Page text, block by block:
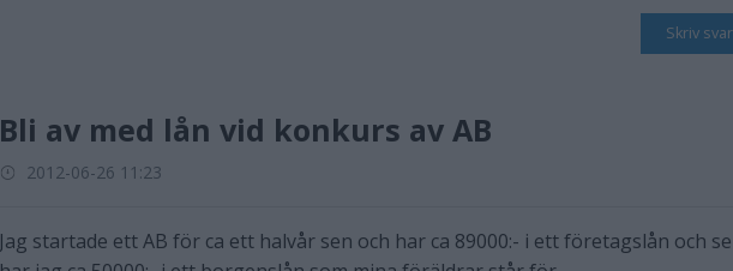
Skriv svar
Bli av med lån vid konkurs av AB
2012-06-26 11:23
Jag startade ett AB för ca ett halvår sen och har ca 89000:- i ett företagslån och